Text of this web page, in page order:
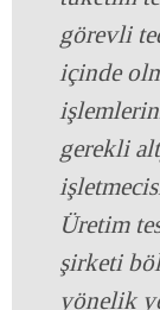
görevli
içinde
gerekli
Üretim
şirketi
yönelik